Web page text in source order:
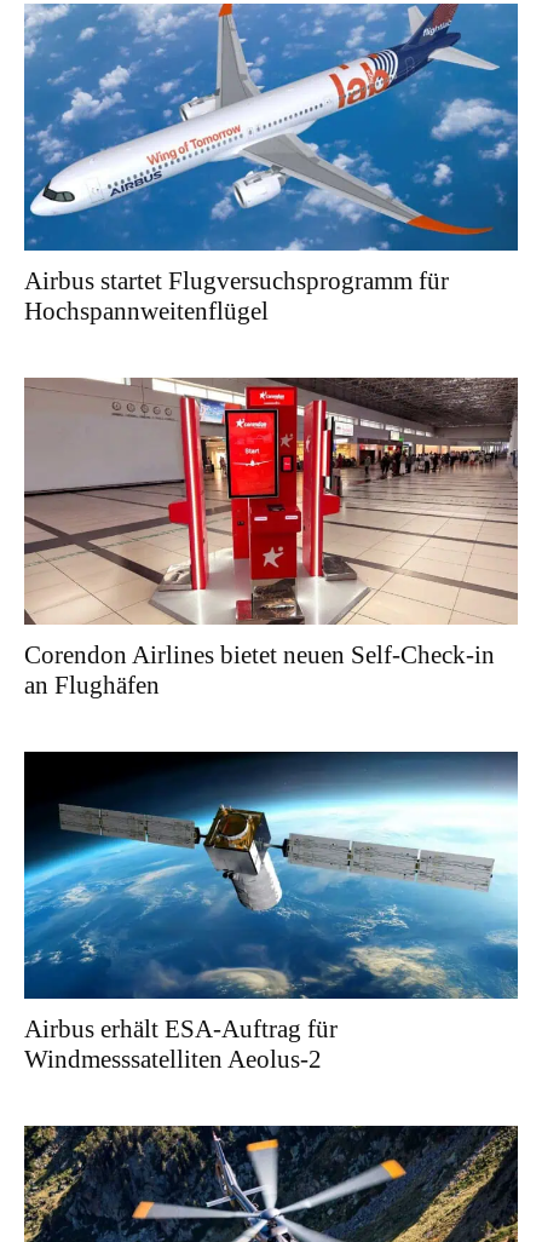
Airbus startet Flugversuchsprogramm für
Hochspannweitenflügel
Corendon Airlines bietet neuen Self-Check-in
an Flughäfen
Airbus erhält ESA-Auftrag für
Windmesssatelliten Aeolus-2